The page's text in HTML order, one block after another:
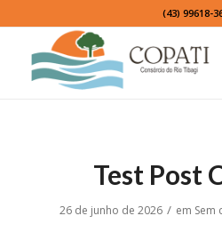
(43) 99618-
Test Post
26 de junho de 2026 / em Sem